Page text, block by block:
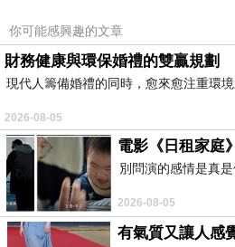
都說「事不過三」，而丁丁
心意而已……今年沒有直接打
你可能感興趣的文章
財務健康與環保婚禮的雙贏規劃
現代人籌備婚禮的同時，愈來愈注重環
2026-08-05
電影《日租家庭
別問演的感情是真
2026-08-05
有氣質又讓人感